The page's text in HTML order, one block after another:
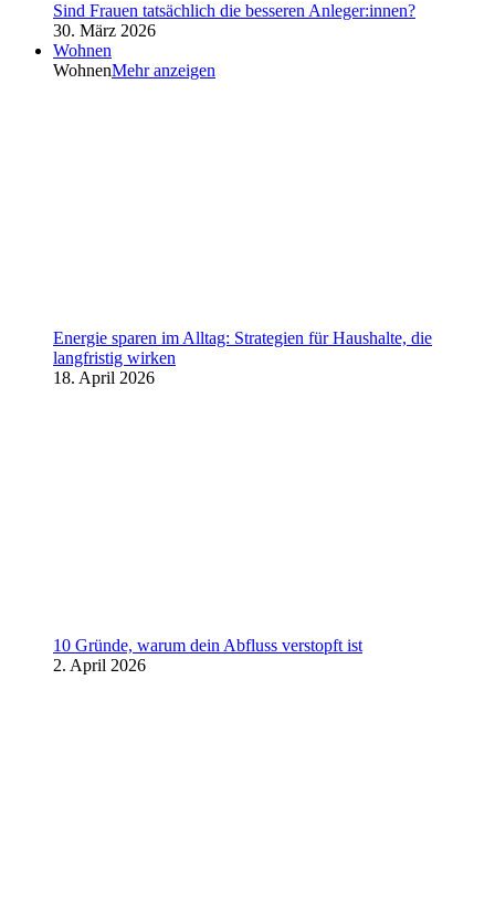
Sind Frauen tatsächlich die besseren Anleger:innen?
30. März 2026
Wohnen
WohnenMehr anzeigen
Energie sparen im Alltag: Strategien für Haushalte, die
langfristig wirken
18. April 2026
10 Gründe, warum dein Abfluss verstopft ist
2. April 2026